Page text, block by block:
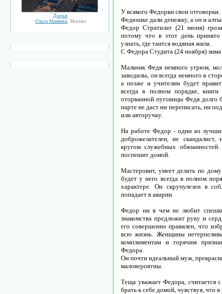
Дарья
Ольга Мамаева, Москва
У всякого Федорки свои отговорки.
Федюшке дали денежку, а он и
Федор Стратилат (21 июня)
потому что в этот день
узнать, где таится водяная жила.
С Федора Студита (24 ноября)
Мальчик Федя немного угрюм,
заводилы, он всегда немного в
а позже и учителям будет
всегда в полном порядке,
оторванной пуговицы Федя долго
парте не даст ни переписать, ни
или авторучку.
На работе Федор - один из
доброжелателен, не
кругом служебных
поспешит домой.
Мастеровит, умеет делать по
будет у него всегда в полном
характере. Он скрупулезен в
попадает в аварии.
Федор ни в чем не любит
знакомства предложит руку и
его совершенно правилен, что
всю жизнь. Женщины
комплиментам и горячим
Федора.
Он почти идеальный муж,
маловероятны.
Теща уважает Федора, считается
брать к себе домой, чувствуя, что